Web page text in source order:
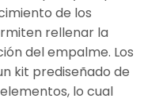
de los
rellenar la
del empalme. Los
kit prediseñado de
lo cual